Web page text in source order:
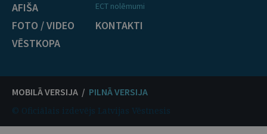
AFIŠA
FOTO / VIDEO
VĒSTKOPA
ECT nolēmumi
KONTAKTI
MOBILĀ VERSIJA / PILNĀ VERSIJA
© Oficiālais izdevējs Latvijas Vēstnesis